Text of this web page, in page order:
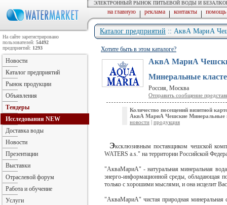
ЭЛЕКТРОННЫЙ РЫНОК ПИТЬЕВОЙ ВОДЫ И
на главную | реклама | контакты | помощь
Каталог предприятий :: АквА МариА
Хотите быть в этом каталоге?
АквА МариА
Минеральные
Россия, Москва
Отправить сообщение
Количество посещений визитной
АквА МариА Чешские Минеральные
новости | продукция
Эксклюзивным поставщиком чешской
WATERS a.s." на территории Российской
"АкваМариА" - натуральная минеральная
энерго-информационной среды, обладающая
только с хорошими мыслями, и она исцелит
"АкваМариА" чистая природная минеральная
На сайте зарегистрировано
пользователей: 54492
предприятий: 1293
Новости
Каталог предприятий
Рынок продукции
Объявления
Тендеры
Исследования NEW
Доставка воды
Новости
Презентации
Выставки
Отраслевой форум
Работа и обучение
Услуги